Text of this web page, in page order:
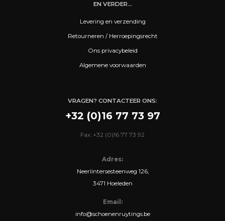
EN VERDER...
Levering en verzending
Retourneren / Herroepingsrecht
Ons privacybeleid
Algemene voorwaarden
VRAGEN? CONTACTEER ONS:
+32 (0)16 77 73 97
Fax: +32 (0)16 77 73 92
Adres:
Neerlintersesteenweg 126,
3471 Hoeleden
Email:
info@schoenenruytings.be